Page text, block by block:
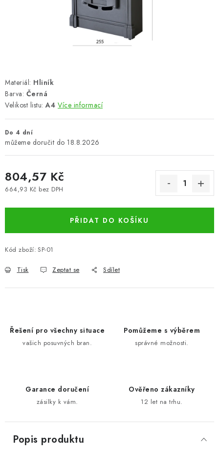
TESAŘSKÉ KOVÁNÍ
NEREZ, INOX
ARCHIV
HLINÍKOVÝ PLOTOVÝ SYSTÉM
OTOČNÉ ŽALUZIE
Kontakt Technická podpora
Materiál: Hliník
Barva: Černá
Velikost listu:A4 Více informací
Do 4 dní
18.8.2026
804,57 Kč
664,93 Kč bez DPH
PŘIDAT DO KOŠÍKU
Kód zboží: SP-01
Tisk Zeptat se Sdílet
Řešení pro všechny situace
vašich posuvných bran.
Pomůžeme s výběrem
správné možnosti.
Garance doručení
zásilky k vám.
Ověřeno zákazníky
12 let na trhu.
Popis produktu